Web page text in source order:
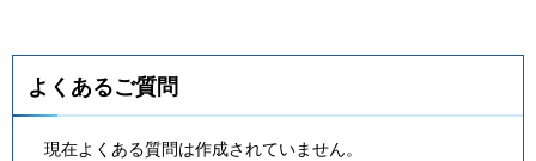
よくあるご質問
現在よくある質問は作成されていません。